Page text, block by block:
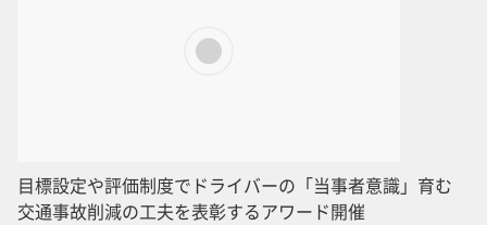
目標設定や評価制度でドライバーの「当事者意識」育む
交通事故削減の工夫を表彰するアワード開催